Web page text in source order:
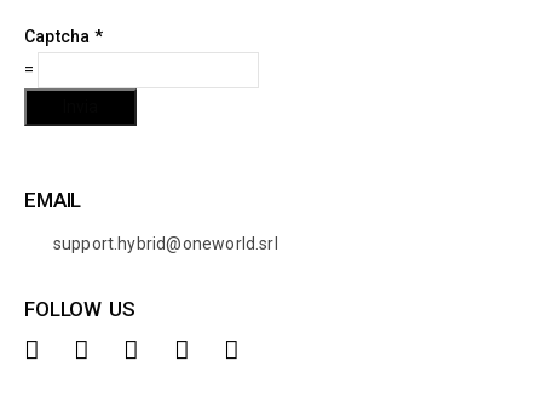
Captcha *
=
EMAIL
support.hybrid@oneworld.srl
FOLLOW US